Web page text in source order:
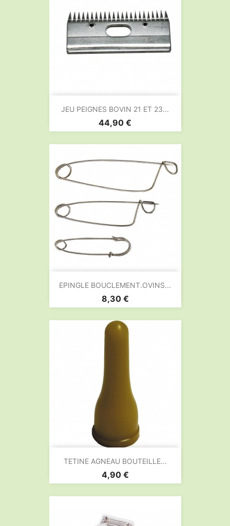
JEU PEIGNES BOVIN 21 ET 23...
Prix
44,90 €
EPINGLE BOUCLEMENT.OVINS...
Prix
8,30 €
TETINE AGNEAU BOUTEILLE...
Prix
4,90 €